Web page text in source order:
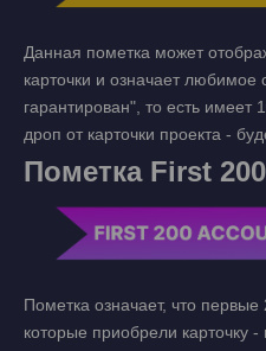
Данная пометка может
карточки и означает любимое
гарантирован", то есть имеет
дроп от карточки проекта -
Пометка First
Пометка означает, что первые
которые приобрели карточку